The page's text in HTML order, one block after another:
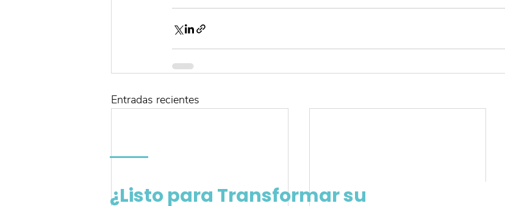
Entradas recientes
¿Listo para Transformar su